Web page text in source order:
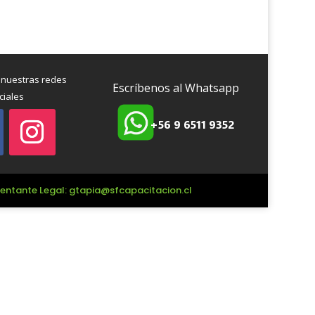
redes
Escríbenos al Whatsapp
+56 9 6511 9352
Legal: gtapia@sfcapacitacion.cl